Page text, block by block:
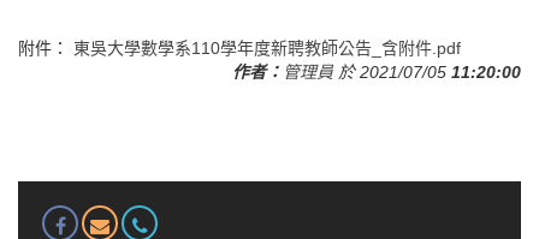
附件： 東吳大學數學系110學年度新聘教師公告_含附件.pdf
作者： 管理員 於 2021/07/05 11:20:00